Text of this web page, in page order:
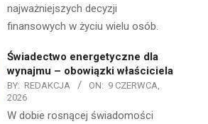
najważniejszych decyzji
finansowych w życiu wielu osób.
Świadectwo energetyczne dla
wynajmu – obowiązki właściciela
BY: REDAKCJA ON: 9 CZERWCA,
2026
W dobie rosnącej świadomości